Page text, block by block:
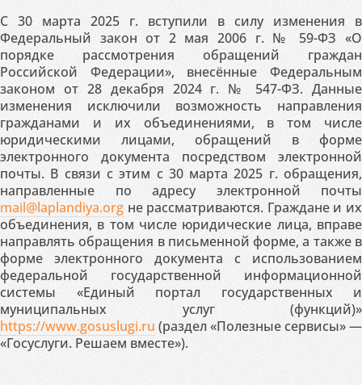
С 30 марта 2025 г. вступили в силу изменения в
Федеральный закон от 2 мая 2006 г. № 59-ФЗ «О
порядке рассмотрения обращений граждан
Российской Федерации», внесённые Федеральным
законом от 28 декабря 2024 г. № 547-ФЗ. Данные
изменения исключили возможность направления
гражданами и их объединениями, в том числе
юридическими лицами, обращений в форме
электронного документа посредством электронной
почты. В связи с этим с 30 марта 2025 г. обращения,
направленные по адресу электронной почты
mail@laplandiya.org не рассматриваются. Граждане и их
объединения, в том числе юридические лица, вправе
направлять обращения в письменной форме, а также в
форме электронного документа с использованием
федеральной государственной информационной
системы «Единый портал государственных и
муниципальных услуг (функций)»
https://www.gosuslugi.ru (раздел «Полезные сервисы» —
«Госуслуги. Решаем вместе»).